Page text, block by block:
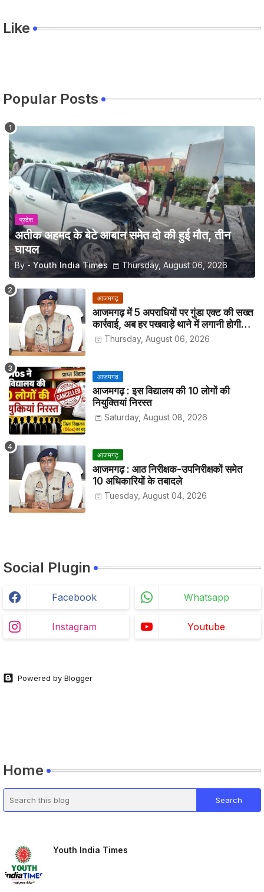
Like
Popular Posts
प्रदेश
अतीक अहमद के बेटे आबान समेत दो की हुई मौत, तीन
घायल
By - Youth India Times Thursday, August 06, 2026
आजमगढ़
आजमगढ़ में 5 अपराधियों पर गुंडा एक्ट की सख्त
कार्रवाई, अब हर पखवाड़े थाने में लगानी होगी
हाजिरीThursday, August 06, 2026
आजमगढ़
आजमगढ़ : इस विद्यालय की 10 लोगों की
नियुक्तियां निरस्त
Saturday, August 08, 2026
आजमगढ़
आजमगढ़ : आठ निरीक्षक-उपनिरीक्षकों समेत
10 अधिकारियों के तबादले
Tuesday, August 04, 2026
Social Plugin
Facebook Whatsapp
Instagram Youtube
Powered by Blogger
Home
Youth India Times